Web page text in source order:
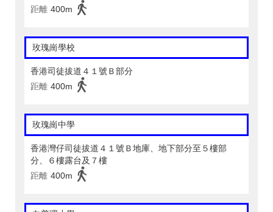
距離 400m
玫瑰崗學校
香港司徒拔道４１號Ｂ部分
距離 400m
玫瑰崗中學
香港灣仔司徒拔道４１號Ｂ地庫、地下部分至５樓部
分、６樓露台及７樓
距離 400m